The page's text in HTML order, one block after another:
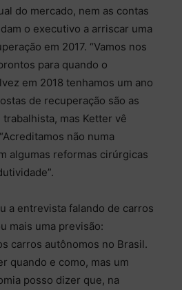
do mercado, nem as contas
o executivo a arriscar uma
em 2017. “Vamos nos
para quando o
em 2018 tenhamos um ano
de recuperação são as
mas Ketter vê
não numa
algumas reformas cirúrgicas
a entrevista falando de carros
mais uma previsão:
carros autônomos no Brasil.
quando e como, mas um
posso dizer que, na